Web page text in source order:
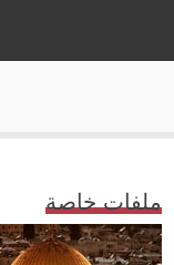
ملفات خاصة